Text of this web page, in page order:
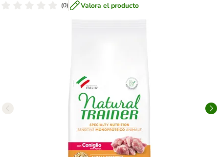
(0) Valora el producto